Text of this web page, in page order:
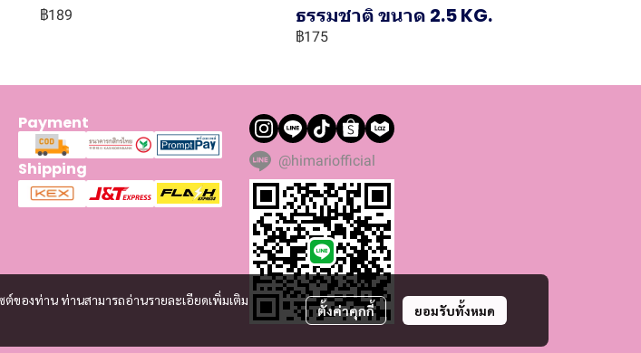
฿189
ธรรมชาติ ขนาด 2.5 KG.
฿175
ของท่าน ท่านสามารถอ่านรายละเอียดเพิ่มเติม
ตั้งค่าคุกกี้ ยอมรับทั้งหมด
Payment
Shipping @himariofficial